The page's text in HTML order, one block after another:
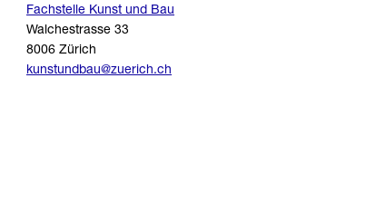
Fachstelle Kunst und Bau
Walchestrasse 33
8006 Zürich
kunstundbau@zuerich.ch